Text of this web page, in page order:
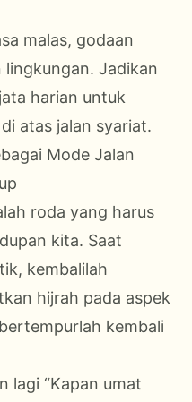
malas, godaan
lingkungan. Jadikan
harian untuk
atas jalan syariat.
Mode Jalan
roda yang harus
kita. Saat
kembalilah
hijrah pada aspek
kembali
lagi “Kapan umat